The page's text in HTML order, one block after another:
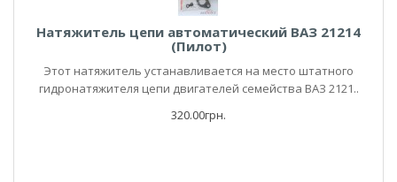
Натяжитель цепи автоматический ВАЗ 21214
(Пилот)
Этот натяжитель устанавливается на место штатного
гидронатяжителя цепи двигателей семейства ВАЗ 2121..
320.00грн.